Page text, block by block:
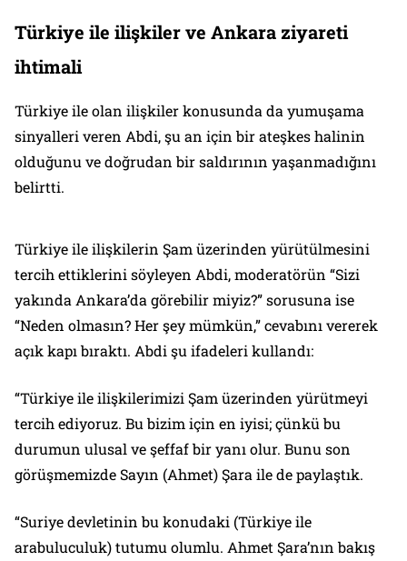
Türkiye ile ilişkiler ve Ankara ziyareti
ihtimali
Türkiye ile olan ilişkiler konusunda da yumuşama
sinyalleri veren Abdi, şu an için bir ateşkes halinin
olduğunu ve doğrudan bir saldırının yaşanmadığını
belirtti.
Türkiye ile ilişkilerin Şam üzerinden yürütülmesini
tercih ettiklerini söyleyen Abdi, moderatörün “Sizi
yakında Ankara’da görebilir miyiz?” sorusuna ise
“Neden olmasın? Her şey mümkün,” cevabını vererek
açık kapı bıraktı. Abdi şu ifadeleri kullandı:
“Türkiye ile ilişkilerimizi Şam üzerinden yürütmeyi
tercih ediyoruz. Bu bizim için en iyisi; çünkü bu
durumun ulusal ve şeffaf bir yanı olur. Bunu son
görüşmemizde Sayın (Ahmet) Şara ile de paylaştık.
“Suriye devletinin bu konudaki (Türkiye ile
arabuluculuk) tutumu olumlu. Ahmet Şara’nın bakış